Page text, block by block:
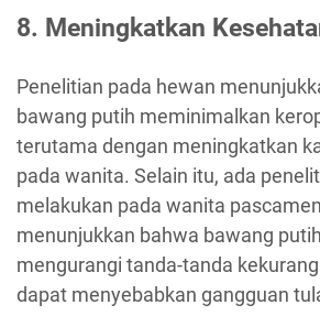
8. Meningkatkan
Penelitian pada hewan
bawang putih meminimalkan
terutama dengan meningkatkan
pada wanita. Selain itu, ada
melakukan pada wanita
menunjukkan bahwa bawang
mengurangi tanda-tanda
dapat menyebabkan gangguan